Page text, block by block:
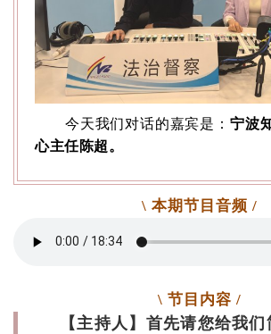
今天我们对话的嘉宾是： 宁波
心主任陈超。
\ 本期节目音频 /
\ 节目内容 /
【主持人】首先请您给我